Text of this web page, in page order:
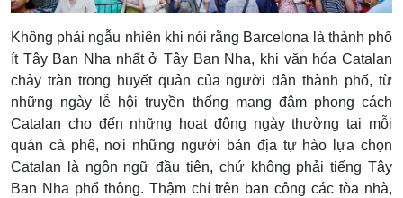
Không phải ngẫu nhiên khi nói rằng Barcelona là thành phố
ít Tây Ban Nha nhất ở Tây Ban Nha, khi văn hóa Catalan
chảy tràn trong huyết quản của người dân thành phố, từ
những ngày lễ hội truyền thống mang đậm phong cách
Catalan cho đến những hoạt động ngày thường tại mỗi
quán cà phê, nơi những người bản địa tự hào lựa chọn
Catalan là ngôn ngữ đầu tiên, chứ không phải tiếng Tây
Ban Nha phổ thông. Thậm chí trên ban công các tòa nhà,